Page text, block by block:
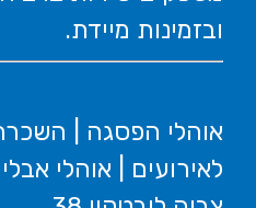
ובזמינות מיידת.
אוהלי הפסגה |
לאירועים | אוהלי